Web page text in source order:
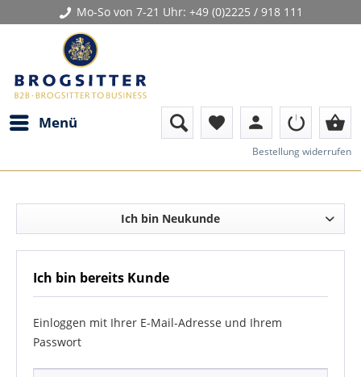
Mo-So von 7-21 Uhr: +49 (0)2225 / 918 111
Menü favorite person shopping_basket
Bestellung widerrufen
Ich bin Neukunde
Ich bin bereits Kunde
Einloggen mit Ihrer E-Mail-Adresse und Ihrem
Passwort